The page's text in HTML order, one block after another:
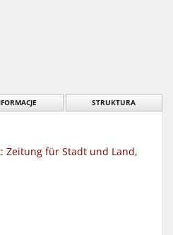
STRUKTURA
Zeitung für Stadt und Land,